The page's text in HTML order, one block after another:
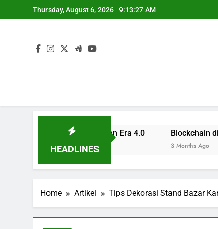
to
Thursday, August 6, 2026 9:13:28 AM
HEADLINES
untuk Zaman Era 4.0 Blockchain di Sektor
Home Artikel Tips Dekorasi Stand Bazar